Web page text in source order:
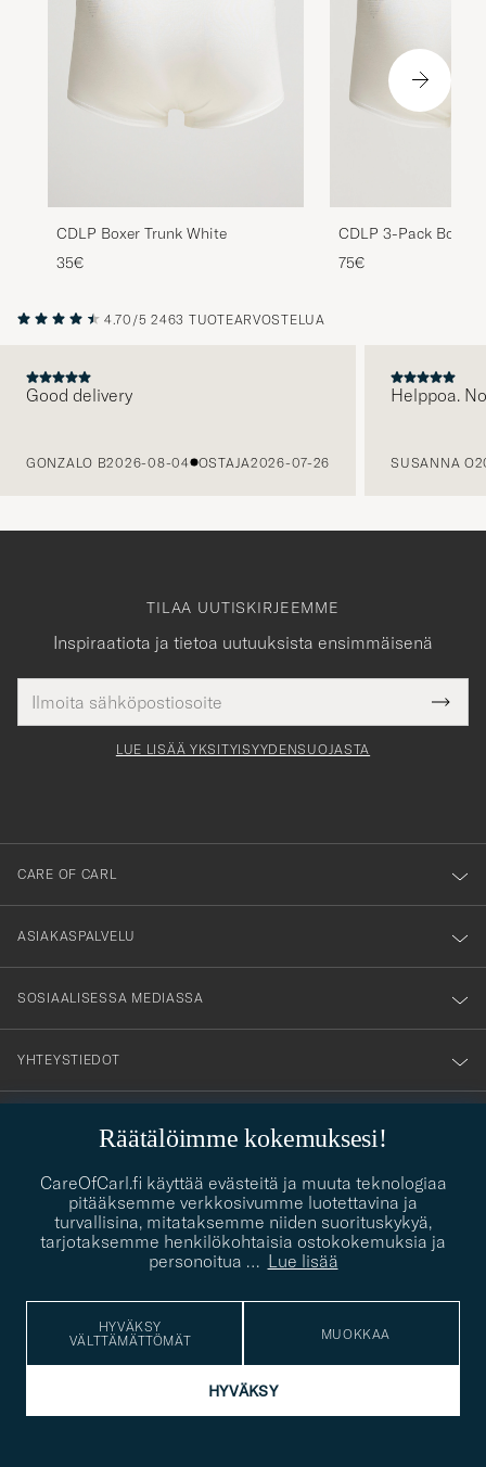
CDLP Boxer Trunk White
35€
CDLP 3-Pack Boxer
75€
4.70/5 2463 TUOTEARVOSTELUA
Good delivery
GONZALO B2026-08-04 OSTAJA2026-07-26
Helppoa.
SUSANNA O
Räätälöimme kokemuksesi!
CareOfCarl.fi käyttää evästeitä ja muuta teknologiaa
pitääksemme verkkosivumme luotettavina ja
turvallisina, mitataksemme niiden suorituskykyä,
tarjotaksemme henkilökohtaisia ostokokemuksia ja
personoitua … Lue lisää
HYVÄKSY
VÄLTTÄMÄTTÖMÄT
MUOKKAA
HYVÄKSY
TILAA UUTISKIRJEEMME
Inspiraatiota ja tietoa uutuuksista ensimmäisenä
tieto
Tack
för
dig
till
vårt
nyhetsbrev!
LUE LISÄÄ YKSITYISYYDENSUOJASTA
CARE OF CARL
ASIAKASPALVELU
SOSIAALISESSA MEDIASSA
YHTEYSTIEDOT
contact@careofcarl.com
PUKEUTUMISNEUVONTA
Kaipaatko apua oman tyylisi löytämiseen? Me autamme sinua
mielellämme!
PUKEUTUMISNEUVONTA
© Care of Carl 2026